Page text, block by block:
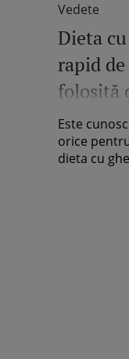
Vedete
Dieta
rapid
folosită
dar şi
Este
orice
dieta cu